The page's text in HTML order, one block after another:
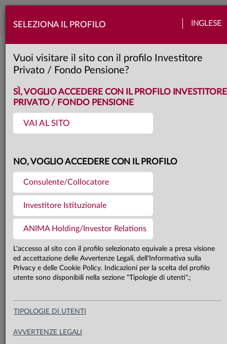
SELEZIONA IL PROFILO INGLESE
Vuoi visitare il sito con il profilo Investitore
Privato / Fondo Pensione?
SÌ, VOGLIO ACCEDERE CON IL PROFILO INVESTITORE
PRIVATO / FONDO PENSIONE
VAI AL SITO
NO, VOGLIO ACCEDERE CON IL PROFILO
Consulente/Collocatore
Investitore Istituzionale
ANIMA Holding/Investor Relations
L'accesso al sito con il profilo selezionato equivale a presa visione
ed accettazione delle Avvertenze Legali, dell'Informativa sulla
Privacy e delle Cookie Policy. Indicazioni per la scelta del profilo
utente sono disponibili nella sezione "Tipologie di utenti".;
TIPOLOGIE DI UTENTI
AVVERTENZE LEGALI
IL FONDO ANIMA US
EQUITY PRESTIGE TRA I 10
AMERICANI
Il fondo Anima US Equity classe
Prestige, gestito da Carla Scarano,
Senior Portfolio Manager Azionario
America, in base all'analisi riportata
da L'Economia del Corriere, è
che puntano sul mercato azionario